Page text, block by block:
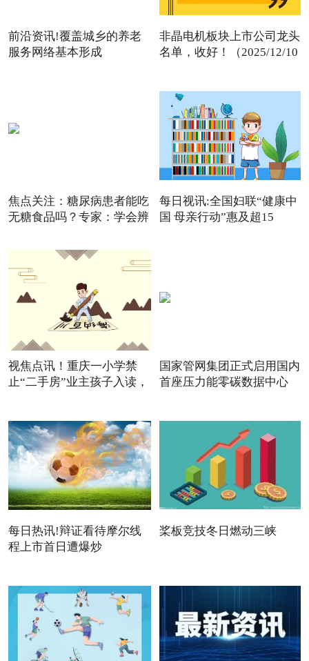
前沿资讯!覆盖城乡的养老
服务网络基本形成
非晶电机板块上市公司龙头
名单，收好！（2025/12/10
焦点关注：糖尿病患者能吃
无糖食品吗？专家：学会辨
每日视讯:全国妇联“健康中
国 母亲行动”惠及超15
视焦点讯！重庆一小学禁
止“二手房”业主孩子入读，
国家管网集团正式启用国内
首座压力能零碳数据中心
每日热讯!辩证看待摩尔线
程上市首日遭爆炒
桨板竞技冬日燃动三峡